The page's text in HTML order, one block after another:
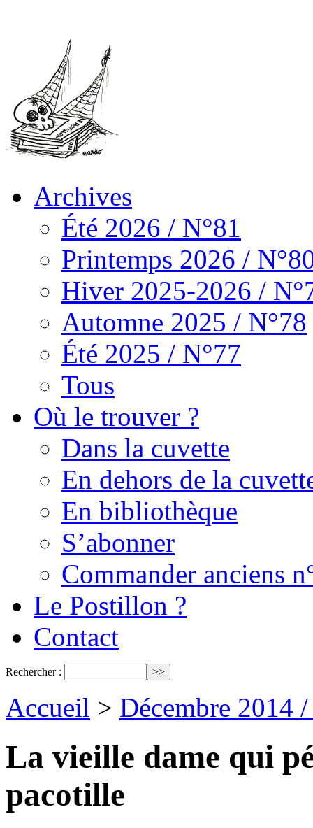
Archives
Été 2026 / N°81
Printemps 2026 /
Hiver 2025-2026 /
Automne 2025 / N°78
Été 2025 / N°77
Tous
Où le trouver ?
Dans la cuvette
En dehors de la
En bibliothèque
S’abonner
Commander anciens
Le Postillon ?
Contact
Rechercher :
Accueil > Décembre 2014
La vieille dame qui
pacotille